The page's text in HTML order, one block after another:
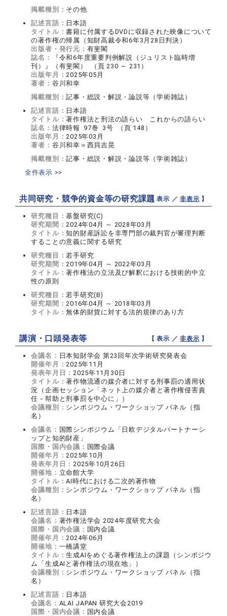
掲載種別： その他
記述言語： 日本語
タイトル：書籍に付属するDVDに収録された映像について
の著作権の帰属（知財高裁令和6年3月28日判決）
出版者・発行元： 有斐閣
誌名：
『令和6年度重要判例解説（ジュリスト臨時増
刊）』（有斐閣） （頁 230 ～ 231）
出版年月：2025年05月
著者： 谷川和幸
掲載種別：記事・総説・解説・論説等（学術雑誌）
記述言語： 日本語
タイトル：著作権法と刑法の語らい これからの語らい
誌名： 法律時報 97巻 3号 （頁 148）
出版年月：2025年03月
著者： 谷川和幸＝西貝吉晃
掲載種別：記事・総説・解説・論説等（学術雑誌）
全件表示 >>
共同研究・競争的資金等の研究課題【 表示 ／非表示 】
研究種目：基盤研究(C)
研究期間：2024年04月 ～ 2028年03月
タイトル：知的財産訴訟を非専門部の裁判官が審理判断
することの意義に関する研究
研究種目：若手研究
研究期間：2019年04月 ～ 2022年03月
タイトル：著作権法の立法及び解釈における技術的中立
性の原則
研究種目：若手研究(B)
研究期間：2016年04月 ～ 2018年03月
タイトル：無体的財貨に対する法的規律のあり方
講演・口頭発表等 【 表示 ／非表示 】
会議名： 日本知財学会 第23回年次学術研究発表会
開催年月：2025年11月
発表年月日：2025年11月30日
タイトル：著作物流通の媒介者に対する刑事罰の適用状
況（企画セッション「ネット上の媒介者と著作権侵害責
任－幇助と刑事罰を中心に」）
会議種別： シンポジウム・ワークショップ パネル（指
名）
会議名： 国際シンポジウム「日欧デジタルパートナーシ
ップと知的財産」
国際・国内会議： 国際会議
開催年月：2025年10月
発表年月日：2025年10月26日
開催地： 立命館大学
タイトル：AI時代における二次的著作物
会議種別： シンポジウム・ワークショップ パネル（指
名）
記述言語： 日本語
会議名： 著作権法学会 2024年度研究大会
国際・国内会議： 国内会議
開催年月：2024年06月
開催地： 一橋講堂
タイトル：生成AIをめぐる著作権法上の課題（シンポジウ
ム「生成AIと著作権法の現在地」）
会議種別： シンポジウム・ワークショップ パネル（指
名）
記述言語： 日本語
会議名： ALAI JAPAN 研究大会2019
国際・国内会議： 国内会議